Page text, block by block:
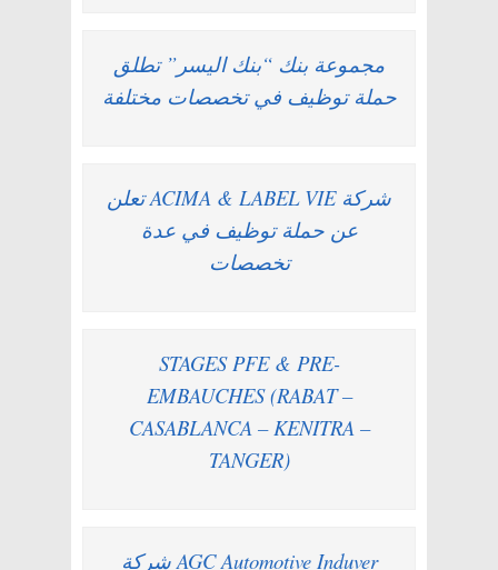
مجموعة بنك “بنك اليسر” تطلق
حملة توظيف في تخصصات مختلفة
شركة ACIMA & LABEL VIE تعلن
عن حملة توظيف في عدة
تخصصات
STAGES PFE & PRE-
EMBAUCHES (RABAT –
CASABLANCA – KENITRA –
TANGER)
شركة AGC Automotive Induver